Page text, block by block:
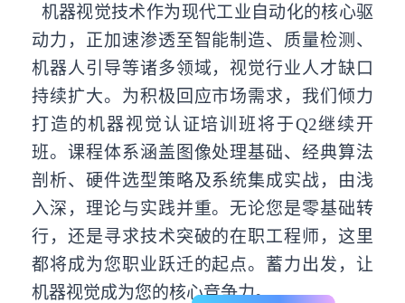
机器视觉技术作为现代工业自动化的核心驱
动力，正加速渗透至智能制造、质量检测、
机器人引导等诸多领域，视觉行业人才缺口
持续扩大。为积极回应市场需求，我们倾力
打造的机器视觉认证培训班将于Q2继续开
班。课程体系涵盖图像处理基础、经典算法
剖析、硬件选型策略及系统集成实战，由浅
入深，理论与实践并重。无论您是零基础转
行，还是寻求技术突破的在职工程师，这里
都将成为您职业跃迁的起点。蓄力出发，让
机器视觉成为您的核心竞争力。